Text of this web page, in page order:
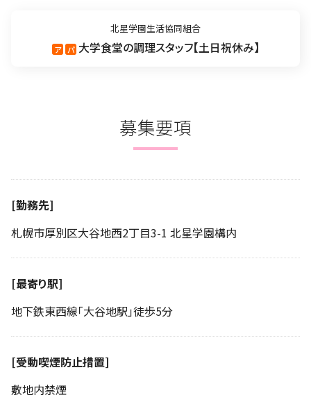
北星学園生活協同組合
ア パ 大学食堂の調理スタッフ 土日祝休み
募集要項
[勤務先]
札幌市厚別区大谷地西2丁目3-1 北星学園構内
[最寄り駅]
地下鉄東西線「大谷地駅」徒歩5分
[受動喫煙防止措置]
敷地内禁煙